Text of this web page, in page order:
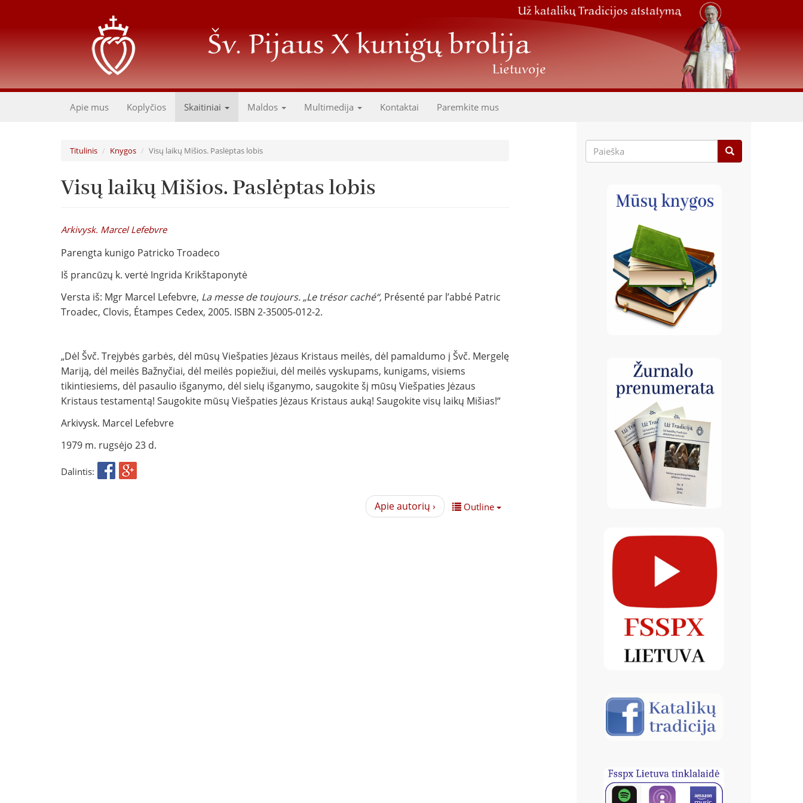
Apie mus Koplyčios Skaitiniai Maldos Multimedija Kontaktai Paremkite mus
Titulinis Knygos Visų laikų Mišios. Paslėptas lobis
Visų laikų Mišios. Paslėptas lobis
Arkivysk. Marcel Lefebvre
Parengta kunigo Patricko Troadeco
Iš prancūzų k. vertė Ingrida Krikštaponytė
Versta iš: Mgr Marcel Lefebvre, La messe de toujours. „Le trésor caché“, Présenté par l’abbé Patric
Troadec, Clovis, Étampes Cedex, 2005. ISBN 2-35005-012-2.
„Dėl Švč. Trejybės garbės, dėl mūsų Viešpaties Jėzaus Kristaus meilės, dėl pamaldumo į Švč. Mergelę
Mariją, dėl meilės Bažnyčiai, dėl meilės popiežiui, dėl meilės vyskupams, kunigams, visiems
tikintiesiems, dėl pasaulio išganymo, dėl sielų išganymo, saugokite šį mūsų Viešpaties Jėzaus
Kristaus testamentą! Saugokite mūsų Viešpaties Jėzaus Kristaus auką! Saugokite visų laikų Mišias!“
Arkivysk. Marcel Lefebvre
1979 m. rugsėjo 23 d.
Dalintis:
Outline
Apie autorių ›
Paieškos